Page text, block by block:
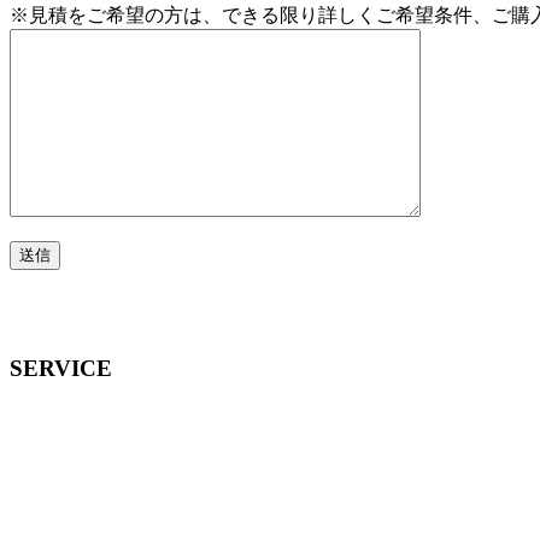
※見積をご希望の方は、できる限り詳しくご希望条件、ご購
SERVICE